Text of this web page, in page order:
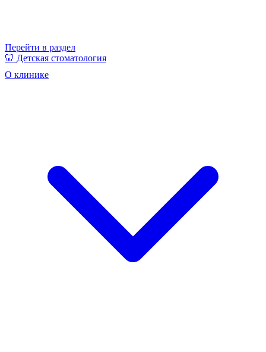
Перейти в раздел
🦷 Детская стоматология
О клинике